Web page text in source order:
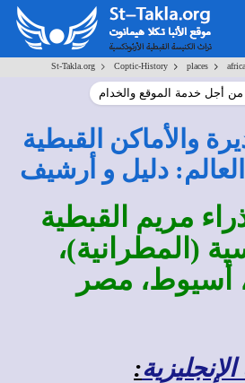
St-Takla.org> Coptic-History> places> africa
من أجل خدمة الموقع والخدام
والأماكن القبطية
دليل و أرشيف
مريم القبطية
(المطرانية)،
أسيوط، مصر
: